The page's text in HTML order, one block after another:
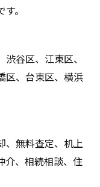
。
谷区、江東区、
区、台東区、横浜
、無料査定、机上
介、相続相談、住